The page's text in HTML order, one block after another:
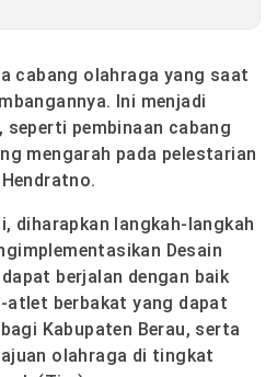
cabang olahraga yang saat
Ini menjadi
pembinaan cabang
mengarah pada pelestarian
diharapkan langkah-langkah
Desain
berjalan dengan baik
atlet berbakat yang dapat
Kabupaten Berau, serta
olahraga di tingkat